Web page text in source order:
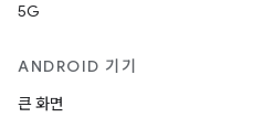
5G
ANDROID 기기
큰 화면